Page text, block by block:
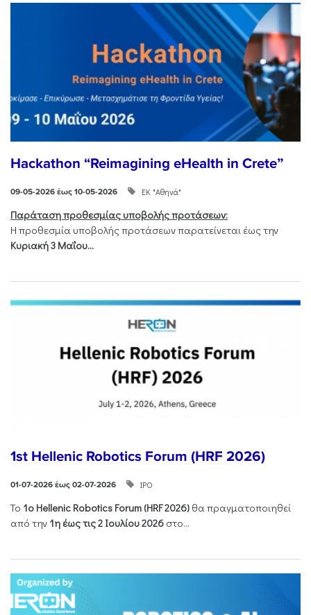
Hackathon “Reimagining eHealth in Crete”
09-05-2026 έως 10-05-2026 ΕΚ "Αθηνά"
Παράταση προθεσμίας υποβολής προτάσεων:
Η προθεσμία υποβολής προτάσεων παρατείνεται έως την
Κυριακή 3 Μαΐου...
1st Hellenic Robotics Forum (HRF 2026)
01-07-2026 έως 02-07-2026 ΙΡΟ
Το 1ο Hellenic Robotics Forum (HRF2026) θα πραγματοποιηθεί
από την 1η έως τις 2 Ιουλίου 2026 στο...